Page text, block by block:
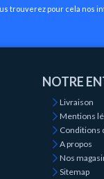
trouverez pour cela
NOTRE
Livraison
Mentions
Conditions
A propos
Nos
Sitemap